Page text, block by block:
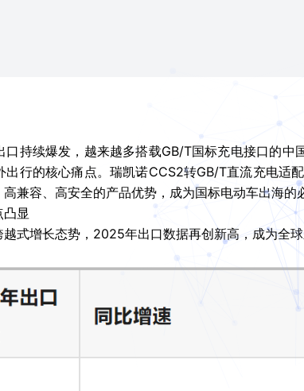
口持续爆发，越来越多搭载GB/T国标充电接口的
行的核心痛点。瑞凯诺CCS2转GB/T直流充电适
兼容、高安全的产品优势，成为国标电动车出海的
显
式增长态势，2025年出口数据再创新高，成为全